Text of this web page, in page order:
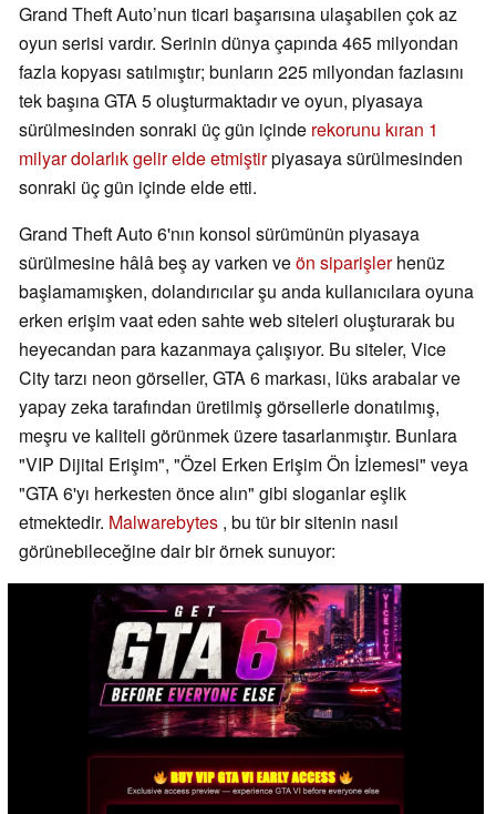
Grand Theft Auto’nun ticari başarısına ulaşabilen çok az
oyun serisi vardır. Serinin dünya çapında 465 milyondan
fazla kopyası satılmıştır; bunların 225 milyondan fazlasını
tek başına GTA 5 oluşturmaktadır ve oyun, piyasaya
sürülmesinden sonraki üç gün içinde rekorunu kıran 1
milyar dolarlık gelir elde etmiştirpiyasaya sürülmesinden
sonraki üç gün içinde elde etti.
Grand Theft Auto 6'nın konsol sürümünün piyasaya
sürülmesine hâlâ beş ay varken veön siparişlerhenüz
başlamamışken, dolandırıcılar şu anda kullanıcılara oyuna
erken erişim vaat eden sahte web siteleri oluşturarak bu
heyecandan para kazanmaya çalışıyor. Bu siteler, Vice
City tarzı neon görseller, GTA 6 markası, lüks arabalar ve
yapay zeka tarafından üretilmiş görsellerle donatılmış,
meşru ve kaliteli görünmek üzere tasarlanmıştır. Bunlara
"VIP Dijital Erişim", "Özel Erken Erişim Ön İzlemesi" veya
"GTA 6'yı herkesten önce alın" gibi sloganlar eşlik
etmektedir. Malwarebytes , bu tür bir sitenin nasıl
görünebileceğine dair bir örnek sunuyor: